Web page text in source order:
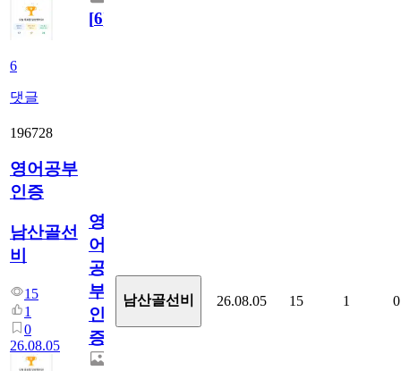
6
댓글
[6]
196728
영어공부
인증
남산골선
비
15
1
0
26.08.05
영
어
공
부
인
증
남산골선비 26.08.05 15 1 0